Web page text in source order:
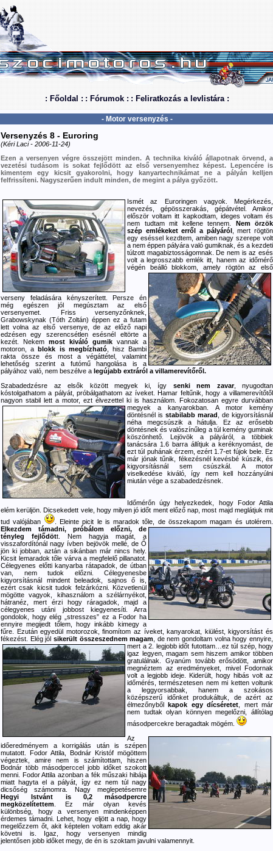
: Főoldal : : Fórumok : : Feliratkozás a levlistára :
- Motor versenyzés -
Versenyzés 8 - Euroring
(Kéri Laci - 2006-11-24)
Ezen a versenyen végre összejött minden. A technika kiváló állapotnak örvend, a
vezetési tudásom is sokat fejlődött az első versenyemhez képest. Lepencére is
kimentem egy kicsit gyakorolni, hogy kanyartechnikámat ne a pályán kelljen
felfrissíteni. Nagyszerűen indult minden, de megint a pálya győzött.
Ismét az Euroringen vagyok. Megérkezés,
nevezés, gépösszerakás, gépátvétel. Amikor
először voltam itt kapkodtam, ideges voltam és
nem tudtam mit kellene tennem. Nem örzök
szép emlékeket erről a pályáról, mert rögtön
egy eséssel kezdtem, amiben nagy szerepe volt
a nem éppen pályára való gumiknak, és a kezdeti
túlzott magabiztosságomnak. De nem is az esés
volt a legrosszabb emlék itt, hanem az időmérő
végén beálló blokkom, amely rögtön az első
verseny feladására kényszerített. Persze én
még egészen jól megúsztam az első
versenyemet. Friss versenyzőnknek,
Grabowskynak (Tóth Zoltán) éppen ez a futam
lett volna az első versenye, de az előző napi
edzésen egy szerencsétlen esésnél eltörte a
kezét. Nekem most kiváló gumik vannak a
motoron, ablokk is megbízható, hisz Bambi
rakta össze és most a végáttétel, valamint
lehetőség szerint a futómű hangolása is a
pályához való, nem beszélve a legújabb extráról a villamerevítőről.
Szabadedzésre az elsők között megyek ki, így senki nem zavar, nyugodtan
kóstolgathatom a pályát, próbálgathatom az íveket. Hamar feltűnik, hogy a villamerevítőtől
nagyon stabil lett a motor, ezt élvezettel ki is használom. Fokozatosan egyre durvábban
megyek a kanyarokban. A motor kemény
döntésnél is stabilabb marad , de kigyorsításnál
néha megcsúszik a hátulja. Ez az erősebb
döntésnek és valószínűleg a túl kemény guminak
köszönhető. Lejövök a pályáról, a többiek
tanácsára 1.6 barra állítjuk a keréknyomást, de
ezt túl puhának érzem, ezért 1.7-et fújok bele. Ez
már jónak tűnik, fékezésnél kevésbé kúszik, és
kigyorsításnál sem csúszkál. A motor
viselkedése kiváló, így nem kell hozzányúlni
miután vége a szabadedzésnek.
Időmérőn úgy helyezkedek, hogy Fodor Attila
elém kerüljön. Dicsekedett vele, hogy milyen jó időt ment előző nap, most majd meglátjuk mit
tud valójában
. Eleinte picit le is maradok tőle, de összekapom magam és utolérem.
Elkezdem támadni, próbálom előzni, de
tényleg fejlődött. Nem hagyja magát, a
visszafordítónál nagy ívben bejövök mellé, de Ő
jön ki jobban, aztán a sikánban már nincs hely.
Kicsit lemaradok tőle várva a megfelelő pillanatot.
Célegyenes előtti kanyarba rátapadok, de útban
van, nem tudok előzni. Célegyenesbe
kigyorsításnál mindent beleadok, sajnos ő is,
ezért csak kicsit tudok felzárkózni. Közvetlenül
mögötte vagyok, kihasználom a szélárnyékot,
hátranéz, mert érzi hogy ráragadok, majd a
célegyenes utáni jobbost kiegyenesíti. Arra
gondolok, hogy elég „stresszes” ez a Fodor ha
ennyire megijedt tőlem, hogy inkább kimegy a
fűre. Ezután egyedül motorozok, finomítom az íveket, kanyarokat, kiülést, kigyorsítást és
fékezést. Elég jól sikerült összeszednem magam , de nem gondoltam volna hogy ennyire,
mert a 2. legjobb időt futottam…ez túl szép, hogy
igaz legyen, magam sem hiszem amikor többen
gratulálnak. Gyanúm tovább erősödött, amikor
megnéztem az eredményeket, mivel Fodornak
volt a legjobb ideje. Kiderült, hogy hibás volt az
időmérés, természetesen nem mi ketten voltunk
a leggyorsabbak, hanem a szokásos
középszerű időnket produkáltuk, de azért az
élmezőnybőlkapok egy dícséretet , mert már
nem tudtak olyan könnyen megelőzni, állítólag
másodpercekre beragadtak mögém.
Az
időeredményem a korrigálás után is szépen
mutatott. Fodor Attila, Bodnár Kristóf mögöttem
végeztek, amire nem is számítottam, hiszen
Bodnár több másodperccel jobb időket szokott
menni. Fodor Attila azonban a fék műszaki hibája
miatt hagyta el a pályát, így ez nem túl nagy
dicsőség számomra. Nagy meglepetésemre
Hegyi Istvánt is 0,2 másodpercre
megközelítettem . Ez már olyan kevés
különbség, hogy a versenyen mindenképpen
érdemes támadni. Lehet, hogy eljött a nap, hogy
megelőzzem őt, akit képtelen voltam eddig akár
követni is. Igaz, hogy versenyen mindig
jelentősen jobb időket megy, de én is szoktam javulni valamennyit.